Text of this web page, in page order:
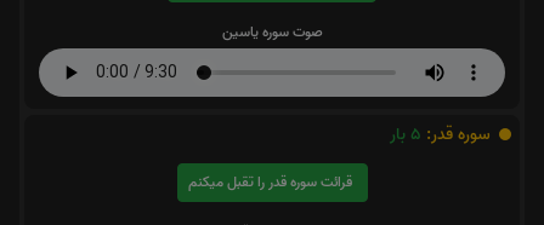
صوت سوره یاسین
سوره قدر: 5 بار
قرائت سوره قدر را تقبل میکنم